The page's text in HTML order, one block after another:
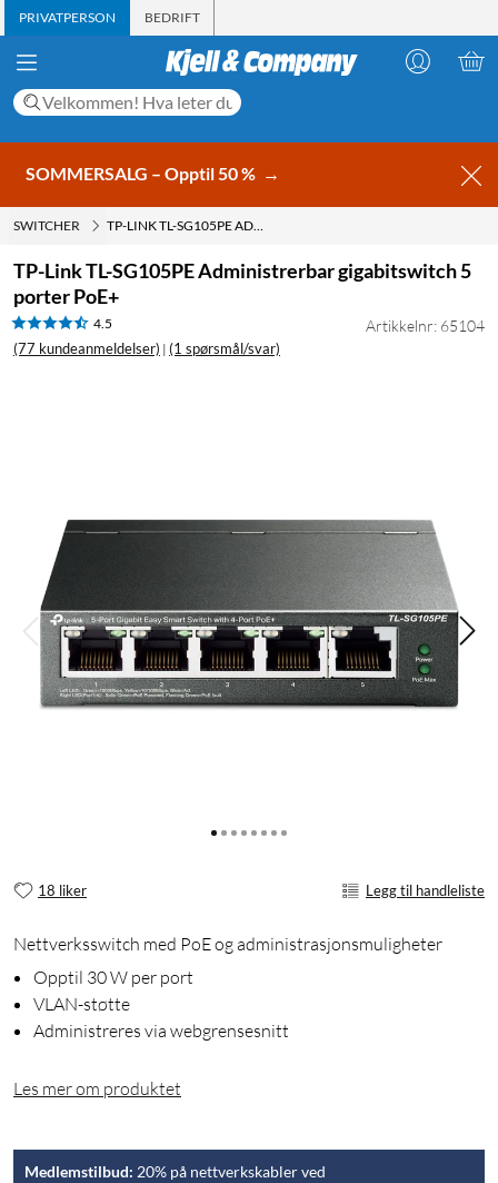
PRIVATPERSON BEDRIFT
SOMMERSALG – Opptil 50 % →
SWITCHER TP-LINK TL-SG105PE ADMINISTRERBAR GIGABITSWITCH 5 PORTER POE+
TP-Link TL-SG105PE Administrerbar gigabitswitch 5
porter PoE+
4.5
(77 kundeanmeldelser) | (1 spørsmål/svar)
Artikkelnr: 65104
18 liker Legg til handleliste
Nettverksswitch med PoE og administrasjonsmuligheter
Opptil 30 W per port
VLAN-støtte
Administreres via webgrensesnitt
Les mer om produktet
Medlemstilbud: 20% på nettverkskabler ved